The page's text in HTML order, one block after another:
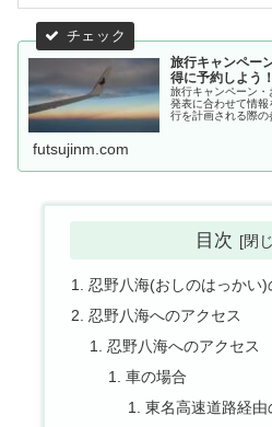
旅行キャンペー
得に予約しよう！
旅行キャンペーン
発表に合わせて情
行を計画される際の
futsujinm.com
目次
忍野八海(おしのはっかい)
忍野八海へのアクセス
忍野八海へのアクセス
車の場合
東名高速道路経由